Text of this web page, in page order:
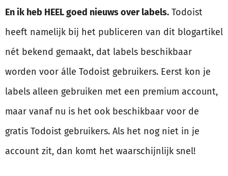
En ik heb HEEL goed nieuws over labels. Todoist
heeft namelijk bij het publiceren van dit blogartikel
nét bekend gemaakt, dat labels beschikbaar
worden voor álle Todoist gebruikers. Eerst kon je
labels alleen gebruiken met een premium account,
maar vanaf nu is het ook beschikbaar voor de
gratis Todoist gebruikers. Als het nog niet in je
account zit, dan komt het waarschijnlijk snel!